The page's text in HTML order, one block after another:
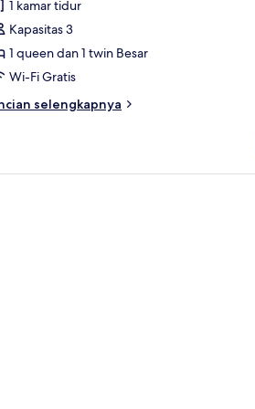
1 kamar tidur
Kapasitas 3
1 queen dan 1 twin Besar
Wi-Fi Gratis
selengkapnya
selimut bulu angsa